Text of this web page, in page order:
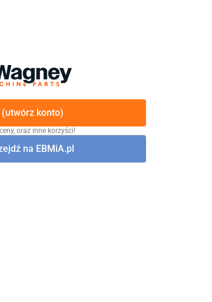
(utwórz konto)
oraz inne korzyści!
na EBMiA.pl